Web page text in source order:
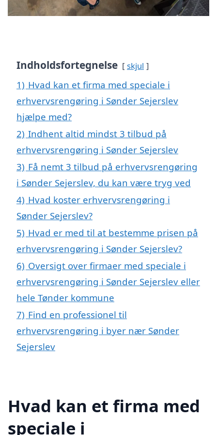
Indholdsfortegnelse skjul
1) Hvad kan et firma med speciale i
erhvervsrengøring i Sønder Sejerslev
hjælpe med?
2) Indhent altid mindst 3 tilbud på
erhvervsrengøring i Sønder Sejerslev
3) Få nemt 3 tilbud på erhvervsrengøring
i Sønder Sejerslev, du kan være tryg ved
4) Hvad koster erhvervsrengøring i
Sønder Sejerslev?
5) Hvad er med til at bestemme prisen på
erhvervsrengøring i Sønder Sejerslev?
6) Oversigt over firmaer med speciale i
erhvervsrengøring i Sønder Sejerslev eller
hele Tønder kommune
7) Find en professionel til
erhvervsrengøring i byer nær Sønder
Sejerslev
Hvad kan et firma med
speciale i